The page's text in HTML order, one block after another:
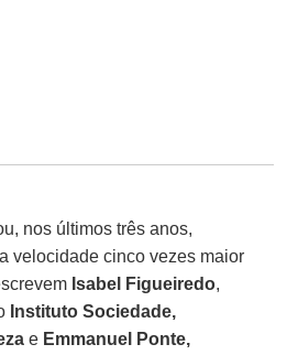
nos últimos três anos,
velocidade cinco vezes maior
Isabel Figueiredo,
Instituto Sociedade,
e Emmanuel Ponte,